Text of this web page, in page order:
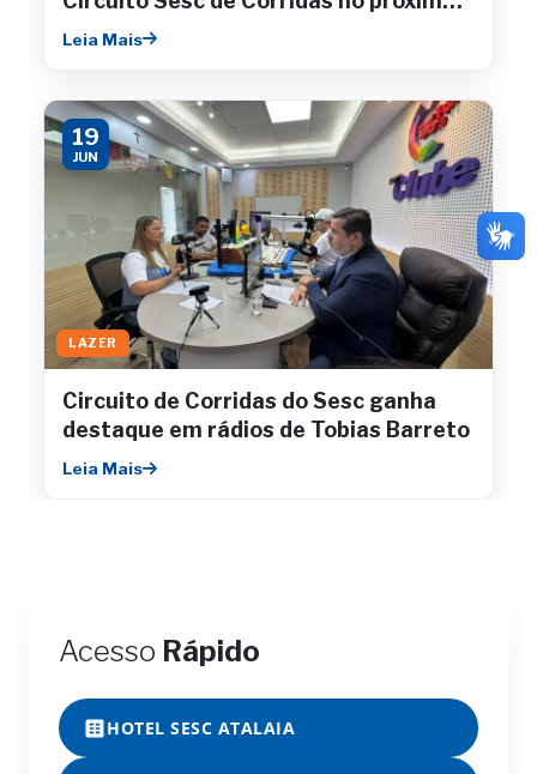
sábado
Leia Mais
19
JUN
LAZER
Circuito de Corridas do Sesc ganha
destaque em rádios de Tobias Barreto
Leia Mais
Acesso Rápido
HOTEL SESC ATALAIA